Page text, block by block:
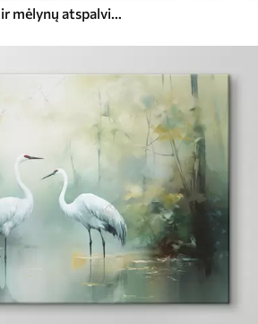
Didelė švelnių rožinių ir mėlynų atspalvių gėlė